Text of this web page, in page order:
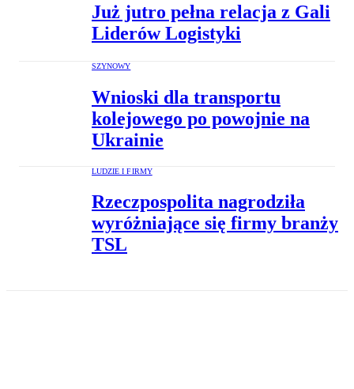
Już jutro pełna relacja z Gali
Liderów Logistyki
SZYNOWY
Wnioski dla transportu
kolejowego po powojnie na
Ukrainie
LUDZIE I FIRMY
Rzeczpospolita nagrodziła
wyróżniające się firmy branży
TSL